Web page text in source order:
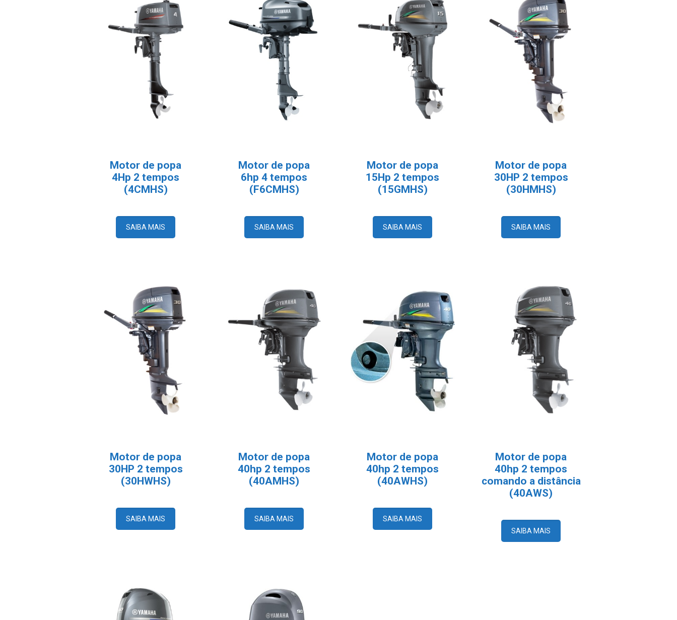
Motor de popa
4Hp 2 tempos
(4CMHS)
SAIBA MAIS
Motor de popa
6hp 4 tempos
(F6CMHS)
SAIBA MAIS
Motor de popa
15Hp 2 tempos
(15GMHS)
SAIBA MAIS
Motor de popa
30HP 2 tempos
(30HMHS)
SAIBA MAIS
Motor de popa
30HP 2 tempos
(30HWHS)
SAIBA MAIS
Motor de popa
40hp 2 tempos
(40AMHS)
SAIBA MAIS
Motor de popa
40hp 2 tempos
(40AWHS)
SAIBA MAIS
Motor de popa
40hp 2 tempos
comando a distância
(40AWS)
SAIBA MAIS